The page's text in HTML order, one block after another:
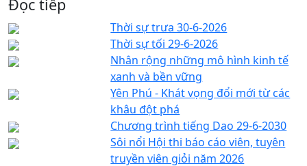
Đọc tiếp
Thời sự trưa 30-6-2026
Thời sự tối 29-6-2026
Nhân rộng những mô hình kinh tế
xanh và bền vững
Yên Phú - Khát vọng đổi mới từ các
khâu đột phá
Chương trình tiếng Dao 29-6-2030
Sôi nổi Hội thi báo cáo viên, tuyên
truyền viên giỏi năm 2026